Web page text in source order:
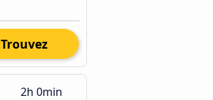
Trouvez
2h 0min